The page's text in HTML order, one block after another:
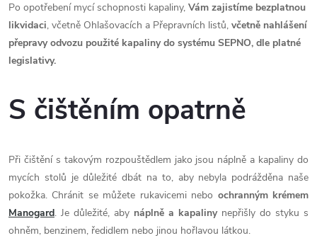
í
p
v
y
v
ý
Po opotřebení mycí schopnosti kapaliny, Vám zajistíme bezplatnou
likvidaci, včetně Ohlašovacích a Přepravních listů, včetně nahlášení
přepravy odvozu použité kapaliny do systému SEPNO, dle platné
legislativy.
S čištěním opatrně
Při čištění s takovým rozpouštědlem jako jsou náplně a kapaliny do
mycích stolů je důležité dbát na to, aby nebyla podrážděna naše
pokožka. Chránit se můžete rukavicemi nebo ochranným krémem
Manogard. Je důležité, aby náplně a kapaliny nepřišly do styku s
ohněm, benzinem, ředidlem nebo jinou hořlavou látkou.